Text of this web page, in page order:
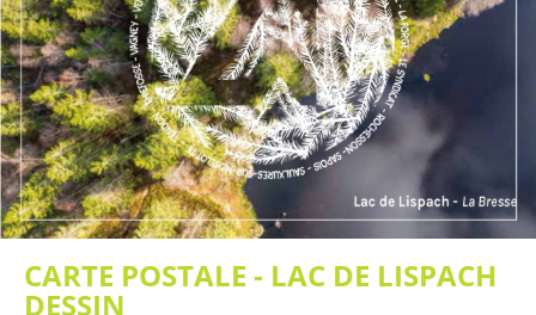
CARTE POSTALE - LAC DE LISPACH
DESSIN